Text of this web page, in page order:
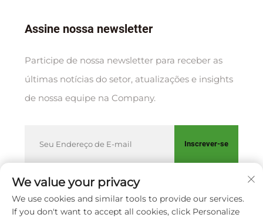
Assine nossa newsletter
Participe de nossa newsletter para receber as
últimas notícias do setor, atualizações e insights
de nossa equipe na Company.
Inscrever-se
Direitos autorais © XIAMEN HUAKANG ORTHOPEDIC CO.,
LTD.
Política de Privacidade
We value your privacy
We use cookies and similar tools to provide our services.
If you don't want to accept all cookies, click Personalize